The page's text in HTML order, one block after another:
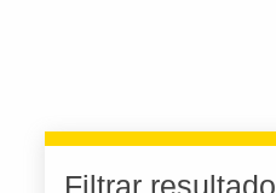
Filtrar resultado